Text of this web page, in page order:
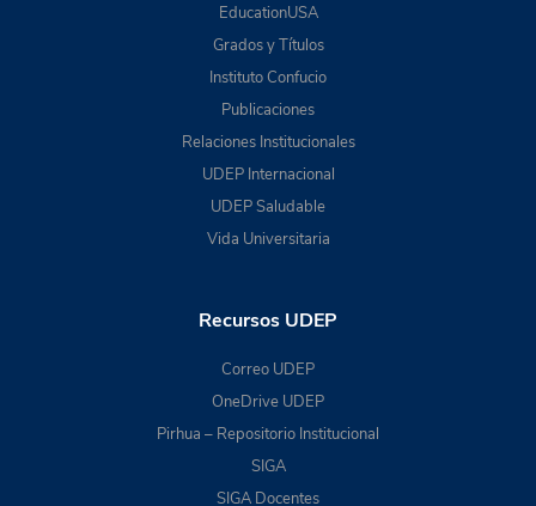
EducationUSA
Grados y Títulos
Instituto Confucio
Publicaciones
Relaciones Institucionales
UDEP Internacional
UDEP Saludable
Vida Universitaria
Recursos UDEP
Correo UDEP
OneDrive UDEP
Pirhua – Repositorio Institucional
SIGA
SIGA Docentes